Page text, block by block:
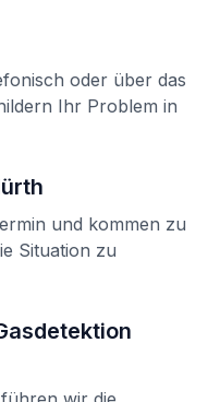
oder über das
Ihr Problem in
und kommen zu
Situation zu